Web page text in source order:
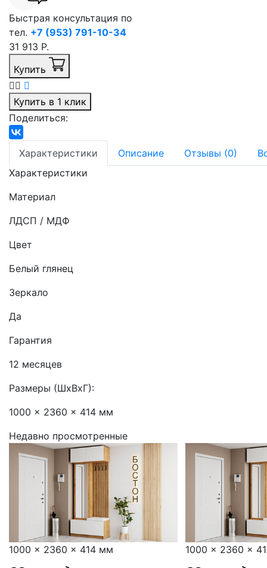
Быстрая консультация по
тел. +7 (953) 791-10-34
31 913 Р.
Купить
Купить в 1 клик
Поделиться:
Характеристики Описание Отзывы (0)
Характеристики
Материал
ЛДСП / МДФ
Цвет
Белый глянец
Зеркало
Да
Гарантия
12 месяцев
Размеры (ШхВхГ):
1000 x 2360 x 414 мм
Недавно просмотренные
1000 x 2360 x 414 мм 1000 x 2360 x